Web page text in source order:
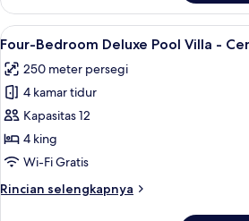
Three-
Bedroom
Deluxe
Villa
Central
Lihat
semua
foto
untuk
Four-
Bedroom
Deluxe
Villa
Four-
14
Four-Bedroom Deluxe Pool Villa -
250 meter persegi
4 kamar tidur
Kapasitas 12
4 king
Wi-Fi Gratis
Rincian selengkapnya
Rincian